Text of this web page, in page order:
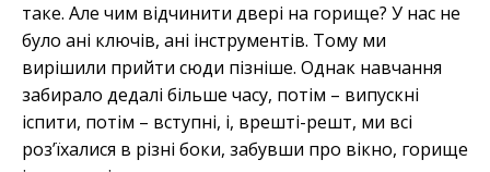
таке. Але чим відчинити двері на горище? У нас не
було ані ключів, ані інструментів. Тому ми
вирішили прийти сюди пізніше. Однак навчання
забирало дедалі більше часу, потім – випускні
іспити, потім – вступні, і, врешті-решт, ми всі
роз’їхалися в різні боки, забувши про вікно, горище